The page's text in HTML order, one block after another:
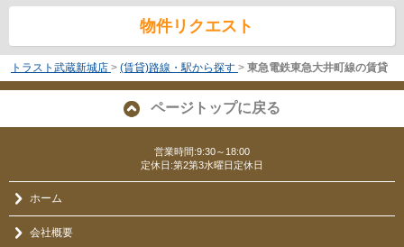
物件リクエスト
トラスト武蔵新城店 > (賃貸)路線・駅から探す > 東急電鉄東急大井町線の賃貸
ページトップに戻る
営業時間:9:30～18:00
定休日:第2第3水曜日定休日
ホーム
会社概要